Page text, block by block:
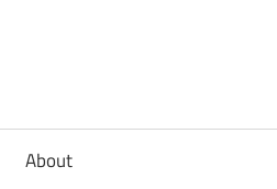
About